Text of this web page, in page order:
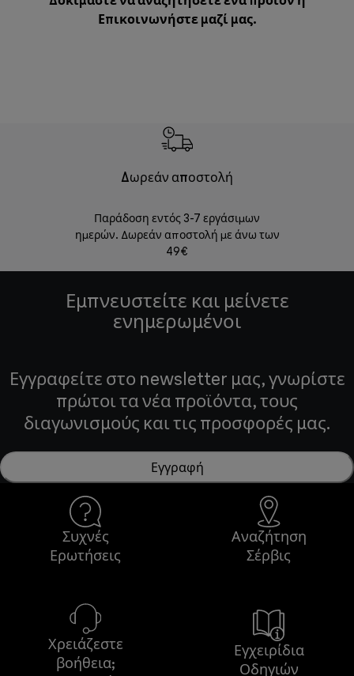
Επικοινωνήστε μαζί μας.
Δωρεάν αποστολή
Παράδοση εντός 3-7 εργάσιμων
ημερών. Δωρεάν αποστολή με άνω των
49€
Εμπνευστείτε και μείνετε
ενημερωμένοι
Εγγραφείτε στο newsletter μας, γνωρίστε
πρώτοι τα νέα προϊόντα, τους
διαγωνισμούς και τις προσφορές μας.
Εγγραφή
Συχνές
Ερωτήσεις
Αναζήτηση
Σέρβις
Χρειάζεστε
βοήθεια;
Εγχειρίδια
Οδηγιών